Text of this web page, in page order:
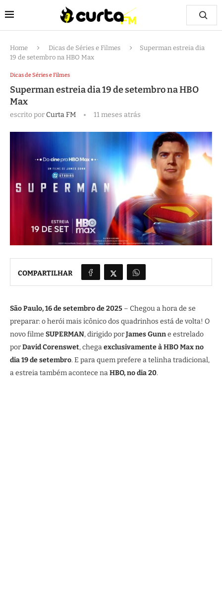
Home Dicas de Séries e Filmes
Superman estreia dia
19 de setembro na HBO Max
Dicas de Séries e Filmes
Superman estreia dia 19 de setembro na HBO
Max
escrito porCurta FM 11 meses atrás
COMPARTILHAR
São Paulo, 16 de setembro de 2025 – Chegou a hora de se
preparar: o herói mais icônico dos quadrinhos está de volta! O
novo filme SUPERMAN, dirigido porJames Gunne estrelado
porDavid Corenswet, chegaexclusivamente à HBO Max no
dia 19 de setembro. E para quem prefere a telinha tradicional,
a estreia também acontece naHBO, no dia 20.